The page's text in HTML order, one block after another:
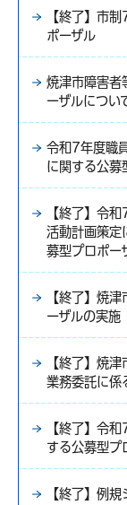
【終了】市
ポーザル
焼津市障害者
ーザルについ
令和7年度職
に関する公募
【終了】令
活動計画策定
募型プロポー
【終了】焼
ーザルの実施
【終了】焼
業務委託に係
【終了】令
する公募型プ
【終了】例